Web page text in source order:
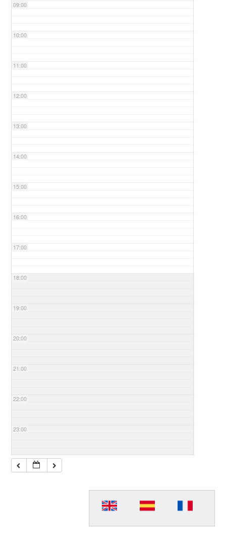
09:00
10:00
11:00
12:00
13:00
14:00
15:00
16:00
17:00
18:00
19:00
20:00
21:00
22:00
23:00